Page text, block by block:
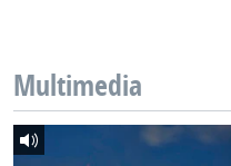
Multimedia